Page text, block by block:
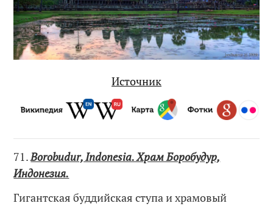
Источник
71.Borobudur, Indonesia. Храм Боробудур,
Индонезия.
Гигантская буддийская ступа и храмовый